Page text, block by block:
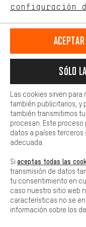
español
ES
RESCINDIR EL CONTRATO
Aviso Legal
Plataforma
Configuración
Todos los precios
gastos
configuración
comportamiento de
Más confort
cookies de
sociales. Esto nos
adicionales que le
preguntas de
Básica
Las cookies
Sólo
Las cookies sirven
también publicitarios, y
también transmitimos
procesan. Este
datos a países
adecuada.
Si aceptas todas las
transmisión de datos
tu consentimiento en
caso nuestro sitio web
características no se
información sobre los